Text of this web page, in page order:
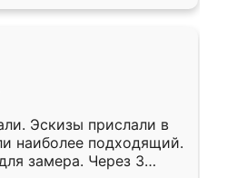
Эскизы прислали в
наиболее подходящий.
замера. Через 3